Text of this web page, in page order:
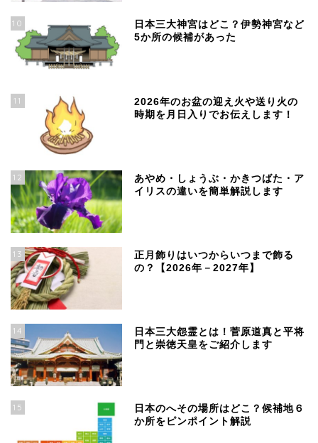
10
日本三大神宮はどこ？伊勢神宮など
5か所の候補があった
11
2026年のお盆の迎え火や送り火の
時期を月日入りでお伝えします！
12
あやめ・しょうぶ・かきつばた・ア
イリスの違いを簡単解説します
13
正月飾りはいつからいつまで飾る
の？【2026年－2027年】
14
日本三大怨霊とは！菅原道真と平将
門と崇徳天皇をご紹介します
15
日本のへその場所はどこ？候補地６
か所をピンポイント解説